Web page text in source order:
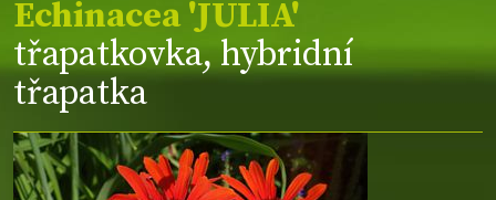
Echinacea 'JULIA'
třapatkovka, hybridní
třapatka